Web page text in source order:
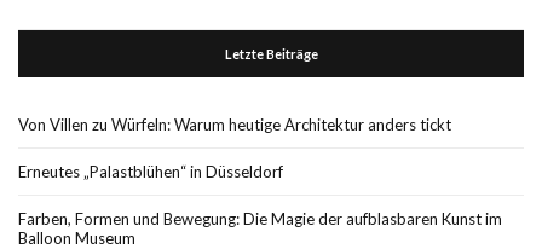
Letzte Beiträge
Von Villen zu Würfeln: Warum heutige Architektur anders tickt
Erneutes „Palastblühen“ in Düsseldorf
Farben, Formen und Bewegung: Die Magie der aufblasbaren Kunst im
Balloon Museum